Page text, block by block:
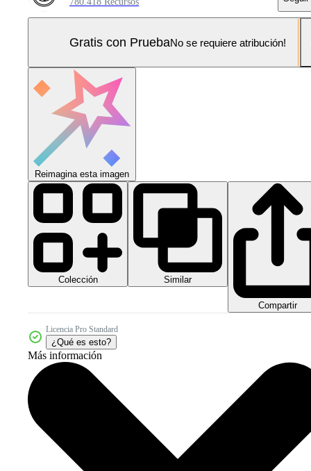
Gratis con PruebaNo se requiere atribución!
Reimagina esta imagen
Colección Similar
Compartir
Licencia Pro Standard
¿Qué es esto?
Más información